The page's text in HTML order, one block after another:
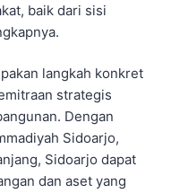
baik dari sisi
langkah konkret
strategis
Dengan
Sidoarjo,
Sidoarjo dapat
dan aset yang